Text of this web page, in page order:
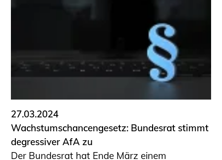
27.03.2024
Wachstumschancengesetz: Bundesrat stimmt
degressiver AfA zu
Der Bundesrat hat Ende März einem